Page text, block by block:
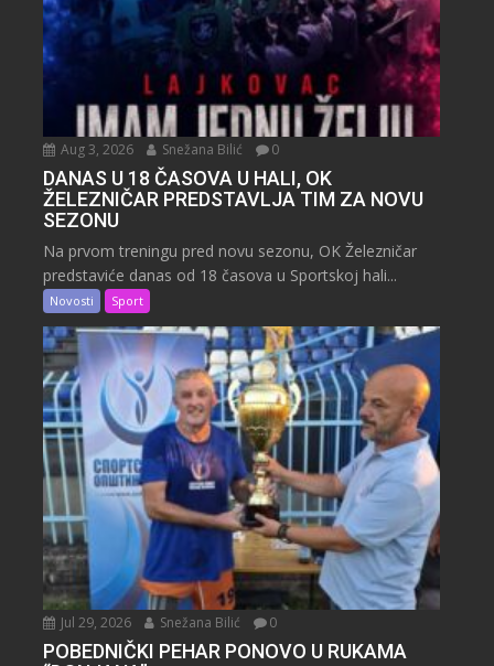
Aug 3, 2026 Snežana Bilić 0
DANAS U 18 ČASOVA U HALI, OK
ŽELEZNIČAR PREDSTAVLJA TIM ZA NOVU
SEZONU
Na prvom treningu pred novu sezonu, OK Železničar
predstaviće danas od 18 časova u Sportskoj hali...
Novosti Sport
Jul 29, 2026 Snežana Bilić 0
POBEDNIČKI PEHAR PONOVO U RUKAMA